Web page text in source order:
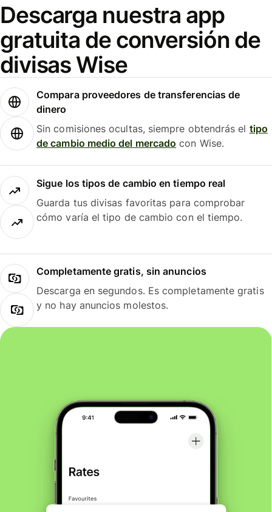
Descarga nuestra app
gratuita de conversión de
divisas Wise
Compara proveedores de transferencias de
dinero
Sin comisiones ocultas, siempre obtendrás el tipo
de cambio medio del mercado con Wise.
Sigue los tipos de cambio en tiempo real
Guarda tus divisas favoritas para comprobar
cómo varía el tipo de cambio con el tiempo.
Completamente gratis, sin anuncios
Descarga en segundos. Es completamente gratis
y no hay anuncios molestos.